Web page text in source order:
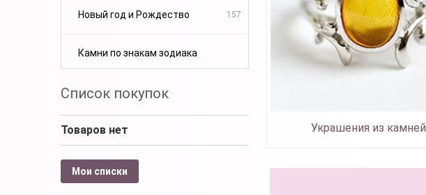
Новый год и Рождество 157
Камни по знакам зодиака
Список покупок
Товаров нет
Мои списки
Украшения из камней